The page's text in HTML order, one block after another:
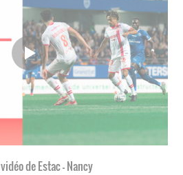
de Estac - Nancy